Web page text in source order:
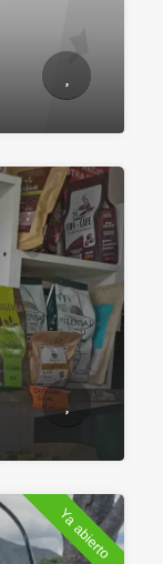
Ya abierto